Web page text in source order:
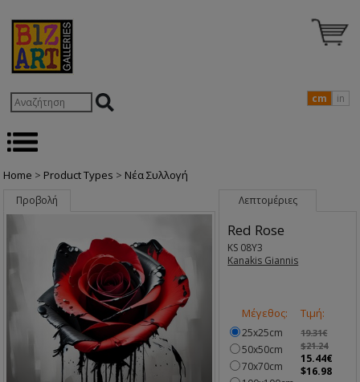
cm in
Home > Product Types > Nέα Συλλογή
Προβολή Λεπτομέριες
Red Rose
KS 08Y3
Kanakis Giannis
Μέγεθος:
25x25cm
50x50cm
70x70cm
Τιμή:
19.31€
$21.24
15.44€
$16.98